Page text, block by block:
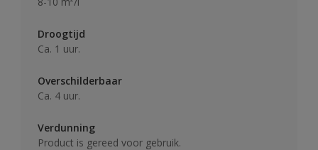
Droogtijd
Ca. 1 uur.
Overschilderbaar
Ca. 4 uur.
Verdunning
Product is gereed voor gebruik.